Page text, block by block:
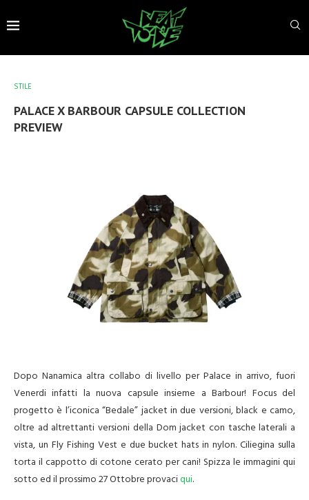
STILE
PALACE X BARBOUR CAPSULE COLLECTION
PREVIEW
Dopo Nanamica altra collabo di livello per Palace in arrivo, fuori
Venerdi infatti la nuova capsule insieme a Barbour! Focus del
progetto è l’iconica “Bedale” jacket in due versioni, black e camo,
oltre ad altrettanti versioni della Dom jacket con tasche laterali a
vista, un Fly Fishing Vest e due bucket hats in nylon. Ciliegina sulla
torta il cappotto di cotone cerato per cani! Spizza le immagini qui
sotto ed il prossimo 27 Ottobre provaciqui.